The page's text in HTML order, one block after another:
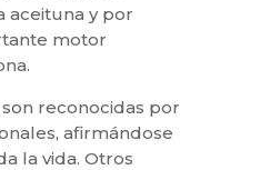
aceituna y por
motor
reconocidas por
afirmándose
la vida. Otros